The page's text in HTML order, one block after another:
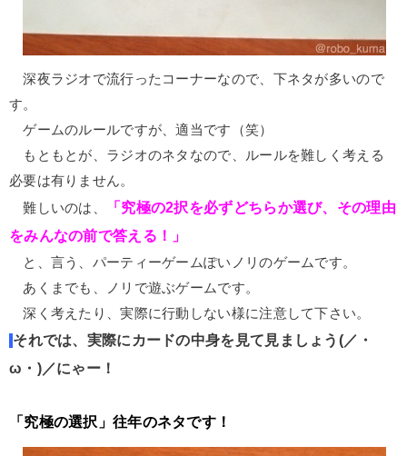
深夜ラジオで流行ったコーナーなので、下ネタが多いので
す。
ゲームのルールですが、適当です（笑）
もともとが、ラジオのネタなので、ルールを難しく考える
必要は有りません。
難しいのは、
「究極の2択を必ずどちらか選び、その理由
をみんなの前で答える！」
と、言う、パーティーゲームぽいノリのゲームです。
あくまでも、ノリで遊ぶゲームです。
深く考えたり、実際に行動しない様に注意して下さい。
それでは、実際にカードの中身を見て見ましょう(／・
ω・)／にゃー！
「究極の選択」往年のネタです！